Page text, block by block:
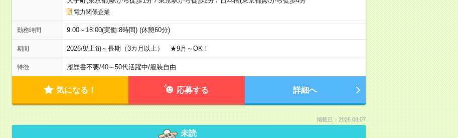
電力関係企業
勤務時間 9:00～18:00(実働:8時間) (休憩60分)
期間 2026/9/上旬～長期（3カ月以上） ★9月～OK！
特徴 履歴書不要/40～50代活躍中/服装自由
気になる！ 応募する 詳細へ
掲載日：2026.08.07
未読